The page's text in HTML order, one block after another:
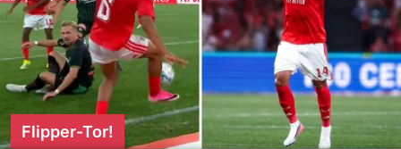
Flipper-Tor!